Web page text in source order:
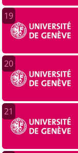
19
20
21